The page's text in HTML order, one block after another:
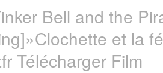
Bell and the
et la
Télécharger Film